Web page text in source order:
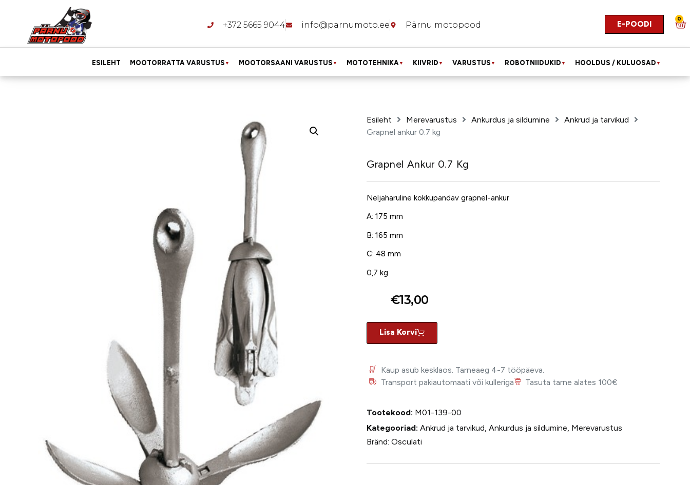
+372 5665 9044 info@parnumoto.ee Pärnu motopood E-POODI
0
ESILEHT MOOTORRATTA VARUSTUS ▼ MOOTORSAANI VARUSTUS ▼ MOTOTEHNIKA▼ KIIVRID ▼ VARUSTUS ▼ ROBOTNIIDUKID ▼ HOOLDUS / KULUOSAD ▼
Esileht Merevarustus Ankurdus ja sildumine
Ankrud ja tarvikud
Grapnel ankur 0.7 kg
Grapnel Ankur 0.7 Kg
Neljaharuline kokkupandav grapnel-ankur
A: 175 mm
B: 165 mm
C: 48 mm
0,7 kg
€13,00
Lisa Korvi
Kaup asub kesklaos. Tarneaeg 4-7 tööpäeva.
Transport pakiautomaati või kulleriga
Tasuta tarne alates 100€
Tootekood: M01-139-00
Kategooriad: Ankrud ja tarvikud, Ankurdus ja sildumine, Merevarustus
Bränd: Osculati